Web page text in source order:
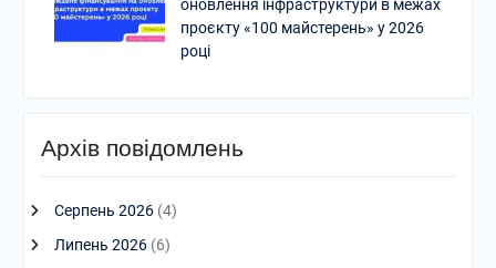
оновлення інфраструктури в межах
проєкту «100 майстерень» у 2026
році
Архів повідомлень
Серпень 2026(4)
Липень 2026(6)